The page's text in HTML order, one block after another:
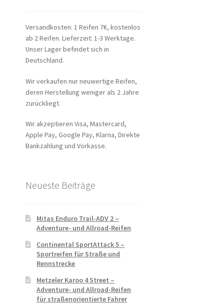
Versandkosten: 1 Reifen 7€, kostenlos
ab 2 Reifen. Lieferzeit: 1-3 Werktage.
Unser Lager befindet sich in
Deutschland.
Wir verkaufen nur neuwertige Reifen,
deren Herstellung weniger als 2 Jahre
zurückliegt.
Wir akzeptieren Visa, Mastercard,
Apple Pay, Google Pay, Klarna, Direkte
Bankzahlung und Vorkasse.
Neueste Beiträge
Mitas Enduro Trail-ADV 2 –
Adventure- und Allroad-Reifen
Continental SportAttack 5 –
Sportreifen für Straße und
Rennstrecke
Metzeler Karoo 4 Street –
Adventure- und Allroad-Reifen
für straßenorientierte Fahrer